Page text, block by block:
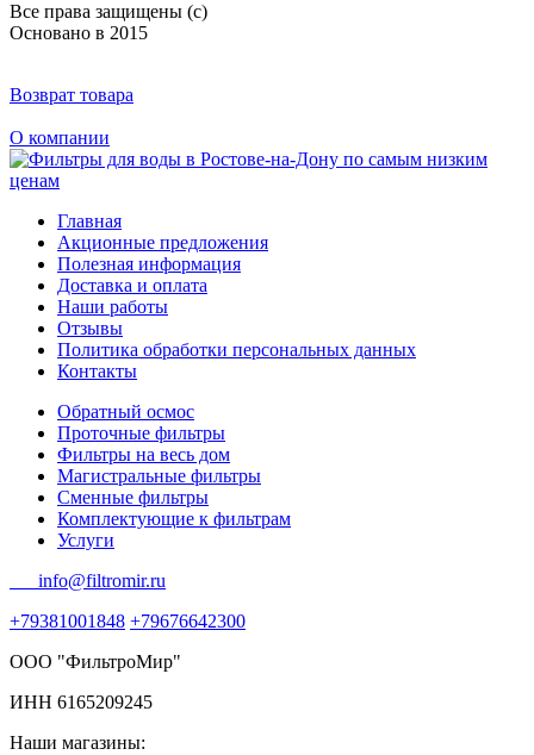
Все права защищены (с)
Основано в 2015
Возврат товара
О компании
Главная
Акционные предложения
Полезная информация
Доставка и оплата
Наши работы
Отзывы
Политика обработки персональных данных
Контакты
Обратный осмос
Проточные фильтры
Фильтры на весь дом
Магистральные фильтры
Сменные фильтры
Комплектующие к фильтрам
Услуги
info@filtromir.ru
+79381001848 +79676642300
ООО "ФильтроМир"
ИНН 6165209245
Наши магазины: